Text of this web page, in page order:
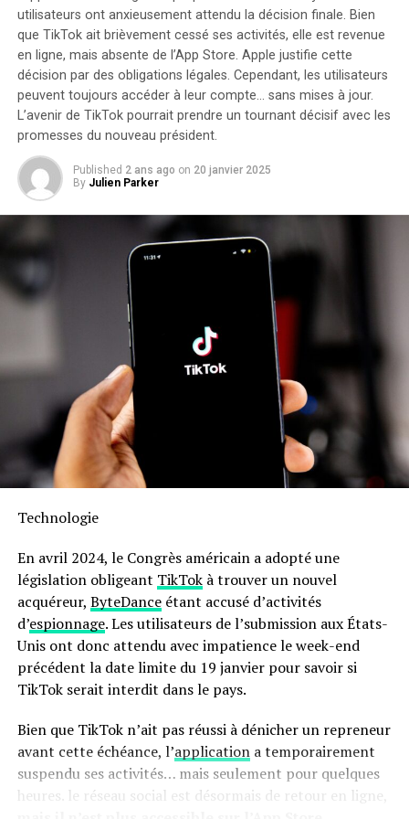
jours afin d’obtenir unremboursement intégral.
Moulinex Easy Fry Max : cuisinez
sainement pour toute la famille
Le moulinex Easy Fry Max fonctionne comme un four à
air chaud permettant la préparation de plats savoureux
tout en utilisant peu ou pas du tout d’huile. En plus des
frites croustillantes qu’il réalise parfaitement, cet
appareil se révèle très polyvalent et peut cuisiner une
multitude d’autres recettes.
avec ses dix programmes prédéfinis adaptés à divers
ingrédients tels que poulet,steak,poisson ou légumes
ainsi que des options pour bacon et desserts comme les
pizzas ,cet appareil répond aux besoins variés des
familles modernes. De plus, Moulinex met à disposition
un livre numérique rempli de recettes accessible via QR
Code afin que vous puissiez facilement trouver
l’inspiration culinaire lorsque nécessaire.
Sa capacité généreuse permet non seulement la
moins énergivore et presque deux fois plus rapide qu’un
tactile facilite son utilisation quotidienne.
en outre, le panier antiadhésif compatible lave-vaisselle
simplifie grandement l’entretien après chaque
utilisation. N’oubliez pas qu’il s’agit là encore d’une
offre temporaire ; ne tardez donc pas si vous souhaitez
profiter du meilleur prix possible sur cette friteuse
Pour accéder à cette remise exceptionnelle :
utilisateurs ont anxieusement attendu la décision finale. Bien
que TikTok ait brièvement cessé ses activités, elle est revenue
en ligne, mais absente de l’App Store. Apple justifie cette
décision par des obligations légales. Cependant, les utilisateurs
peuvent toujours accéder à leur compte… sans mises à jour.
L’avenir de TikTok pourrait prendre un tournant décisif avec les
promesses du nouveau président.
Published 2 ans ago on 20 janvier 2025
By Julien Parker
Technologie
En avril 2024, le Congrès américain a adopté une
législation obligeant TikTokà trouver un nouvel
acquéreur, ByteDanceétant accusé d’activités
d’espionnage. Les utilisateurs de l’submission aux États-
Unis ont donc attendu avec impatience le week-end
précédent la date limite du 19 janvier pour savoir si
TikTok serait interdit dans le pays.
Bien que TikTok n’ait pas réussi à dénicher un repreneur
avant cette échéance, l’applicationa temporairement
suspendu ses activités… mais seulement pour quelques
heures. le réseau social est désormais de retour en ligne,